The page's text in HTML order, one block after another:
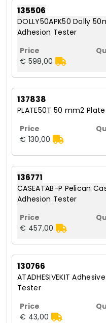
135506
DOLLY50APK50 Dolly
Adhesion Tester
€ 598,00
137838
PLATE50T 50 mm2
€ 130,00
136771
CASEATAB-P Pelican
Adhesion Tester
€ 457,00
130766
ATADHESIVEKIT
Tester
€ 43,00